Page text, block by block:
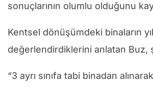
sonuçlarının olumlu olduğunu
Kentsel dönüşümdeki binaların
değerlendirdiklerini anlatan Buz,
“3 ayrı sınıfa tabi binadan